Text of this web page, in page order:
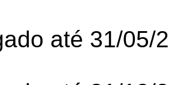
até 31/05/